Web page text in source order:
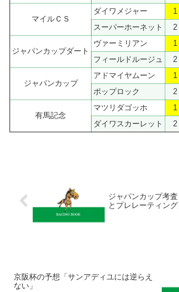
マイルＣＳ
ダイワメジャー 1
スーパーホーネット
2
ジャパンカップダート
ヴァーミリアン 1
フィールドルージュ
2
ジャパンカップ
アドマイヤムーン 1
ポップロック
2
有馬記念
マツリダゴッホ 1
ダイワスカーレット
2
ジャパンカップ考
とプレレーティング
京阪杯の予想「サンアディユには逆らえ
ない」